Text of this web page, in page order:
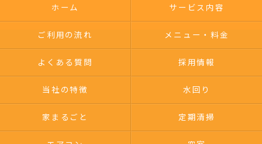
ホーム サービス内容
ご利用の流れ メニュー・料金
よくある質問 採用情報
当社の特徴 水回り
家まるごと 定期清掃